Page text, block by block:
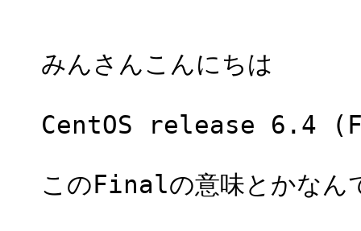
みんさんこんにちは
CentOS release 6.4
このFinalの意味とかなん